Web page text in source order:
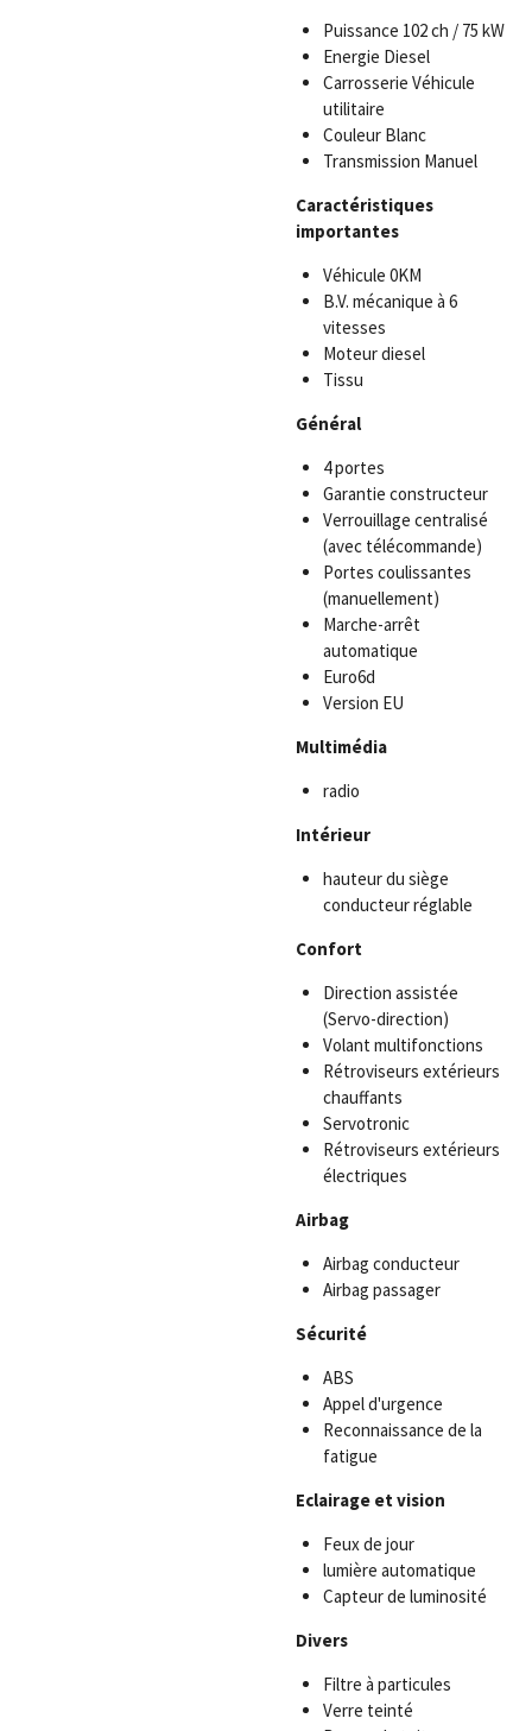
Puissance 102 ch / 75 kW
Energie Diesel
Carrosserie Véhicule
utilitaire
Couleur Blanc
Transmission Manuel
Caractéristiques
importantes
Véhicule 0KM
B.V. mécanique à 6
vitesses
Moteur diesel
Tissu
Général
4 portes
Garantie constructeur
Verrouillage centralisé
(avec télécommande)
Portes coulissantes
(manuellement)
Marche-arrêt
automatique
Euro6d
Version EU
Multimédia
radio
Intérieur
hauteur du siège
conducteur réglable
Confort
Direction assistée
(Servo-direction)
Volant multifonctions
Rétroviseurs extérieurs
chauffants
Servotronic
Rétroviseurs extérieurs
électriques
Airbag
Airbag conducteur
Airbag passager
Sécurité
ABS
Appel d'urgence
Reconnaissance de la
fatigue
Eclairage et vision
Feux de jour
lumière automatique
Capteur de luminosité
Divers
Filtre à particules
Verre teinté